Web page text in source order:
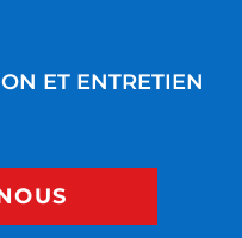
ET ENTRETIEN